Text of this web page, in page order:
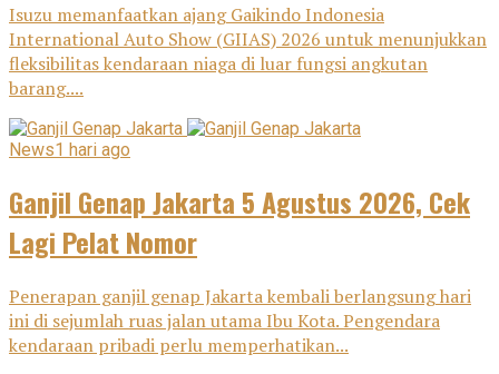
Isuzu memanfaatkan ajang Gaikindo Indonesia
International Auto Show (GIIAS) 2026 untuk menunjukkan
fleksibilitas kendaraan niaga di luar fungsi angkutan
barang....
News1 hari ago
Ganjil Genap Jakarta 5 Agustus 2026, Cek
Lagi Pelat Nomor
Penerapan ganjil genap Jakarta kembali berlangsung hari
ini di sejumlah ruas jalan utama Ibu Kota. Pengendara
kendaraan pribadi perlu memperhatikan...